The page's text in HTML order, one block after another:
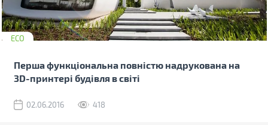
ECO
Перша функціональна повністю надрукована на
3D-принтері будівля в світі
02.06.2016 418